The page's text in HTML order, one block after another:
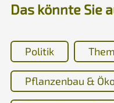
Das könnte Sie
Politik
Pflanzenbau &